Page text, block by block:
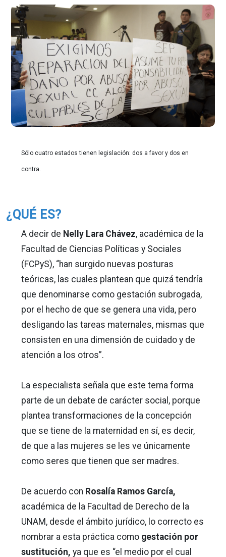
Sólo cuatro estados tienen legislación: dos a favor y dos en
contra.
¿QUÉ ES?
A decir de Nelly Lara Chávez, académica de la
Facultad de Ciencias Políticas y Sociales
(FCPyS), “han surgido nuevas posturas
teóricas, las cuales plantean que quizá tendría
que denominarse como gestación subrogada,
por el hecho de que se genera una vida, pero
desligando las tareas maternales, mismas que
consisten en una dimensión de cuidado y de
atención a los otros”.
La especialista señala que este tema forma
parte de un debate de carácter social, porque
plantea transformaciones de la concepción
que se tiene de la maternidad en sí, es decir,
de que a las mujeres se les ve únicamente
como seres que tienen que ser madres.
De acuerdo con Rosalía Ramos García,
académica de la Facultad de Derecho de la
UNAM, desde el ámbito jurídico, lo correcto es
nombrar a esta práctica como gestación por
sustitución, ya que es “el medio por el cual